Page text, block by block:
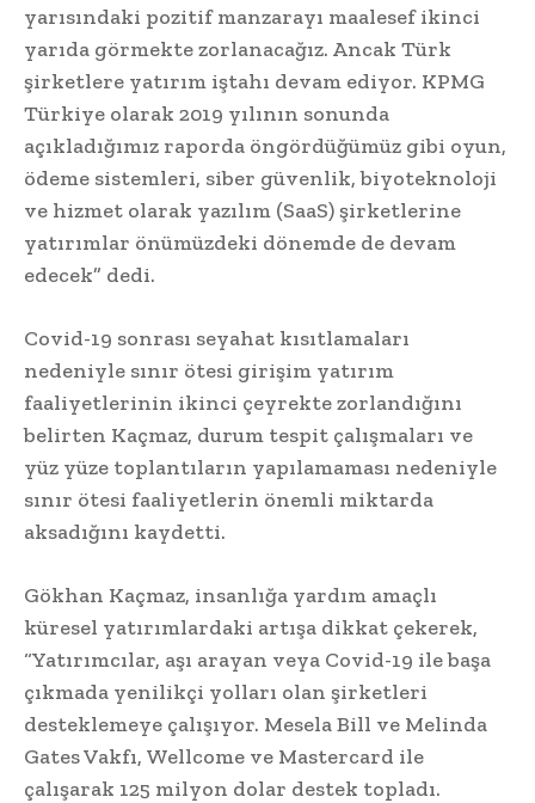
yarısındaki pozitif manzarayı maalesef ikinci
yarıda görmekte zorlanacağız. Ancak Türk
şirketlere yatırım iştahı devam ediyor. KPMG
Türkiye olarak 2019 yılının sonunda
açıkladığımız raporda öngördüğümüz gibi oyun,
ödeme sistemleri, siber güvenlik, biyoteknoloji
ve hizmet olarak yazılım (SaaS) şirketlerine
yatırımlar önümüzdeki dönemde de devam
edecek” dedi.
Covid-19 sonrası seyahat kısıtlamaları
nedeniyle sınır ötesi girişim yatırım
faaliyetlerinin ikinci çeyrekte zorlandığını
belirten Kaçmaz, durum tespit çalışmaları ve
yüz yüze toplantıların yapılamaması nedeniyle
sınır ötesi faaliyetlerin önemli miktarda
aksadığını kaydetti.
Gökhan Kaçmaz, insanlığa yardım amaçlı
küresel yatırımlardaki artışa dikkat çekerek,
“Yatırımcılar, aşı arayan veya Covid-19 ile başa
çıkmada yenilikçi yolları olan şirketleri
desteklemeye çalışıyor. Mesela Bill ve Melinda
Gates Vakfı, Wellcome ve Mastercard ile
çalışarak 125 milyon dolar destek topladı.